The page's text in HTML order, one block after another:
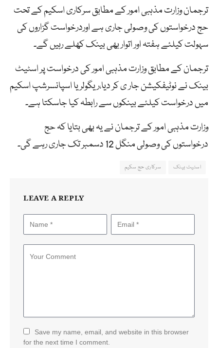
ترجمان وزارت مذہبی امور کے مطابق سرکاری اسکیم کے تحت
حج درخواستوں کی وصولی جاری ہے اوردرخواست گزاروں کی
سہولت کیلئے ہفتہ اور اتوار بھی بینک کھلے رہیں گے۔
ترجمان کے مطابق وزارت مذہبی امور کی درخواست پر اسٹیٹ
بینک نے نوٹیفکیشن جار ی کر دیا،ریگولر یا اسپانسرشپ اسکیم
میں درخواست کیلئے بینکوں سے رابطہ کیا جاسکتا ہے۔
وزارت مذہبی امور کے ترجمان نے یہ بھی بتایا کہ حج
درخواستوں کی وصولی منگل 12 دسمبر تک جاری رہے گی۔
اسٹیٹ بینک سرکاری حج سکیم
LEAVE A REPLY
Save my name, email, and website in this browser
for the next time I comment.